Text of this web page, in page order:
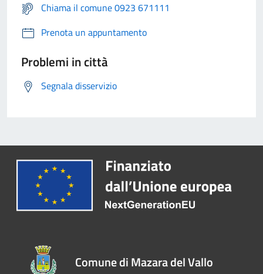
Chiama il comune 0923 671111
Prenota un appuntamento
Problemi in città
Segnala disservizio
Comune di Mazara del Vallo